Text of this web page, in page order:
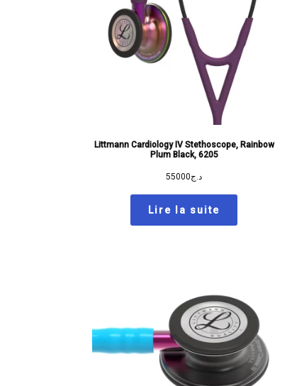
Littmann Cardiology IV Stethoscope, Rainbow
Plum Black, 6205
د.ج55000
Lire la suite